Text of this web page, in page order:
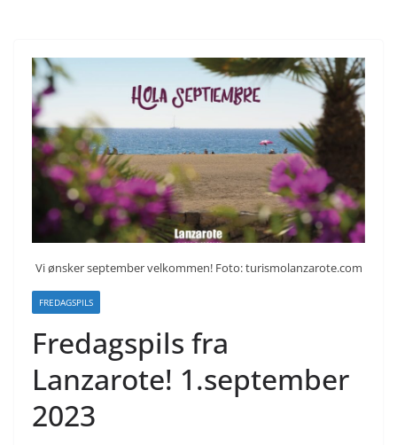
Vi ønsker september velkommen! Foto: turismolanzarote.com
FREDAGSPILS
Fredagspils fra
Lanzarote! 1.september
2023